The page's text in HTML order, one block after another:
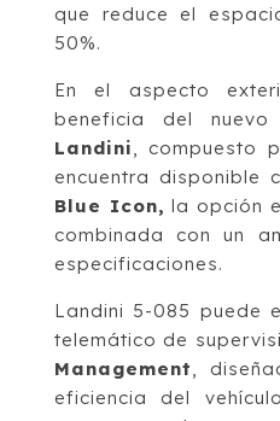
que reduce el
50%.
En el aspecto
beneficia del nuevo
Landini, compuesto
encuentra disponible
Blue Icon, la opción
combinada con un
especificaciones.
Landini 5-085 puede
telemático de
Management,
eficiencia del